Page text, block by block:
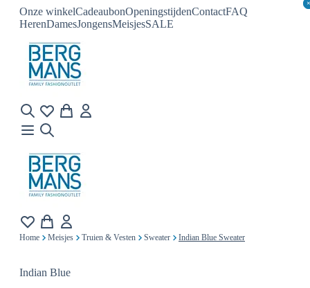
Onze winkelCadeaubonOpeningstijdenContactFAQ
HerenDamesJongensMeisjesSALE
×
×
Home Meisjes Truien & Vesten Sweater Indian Blue Sweater
Indian Blue